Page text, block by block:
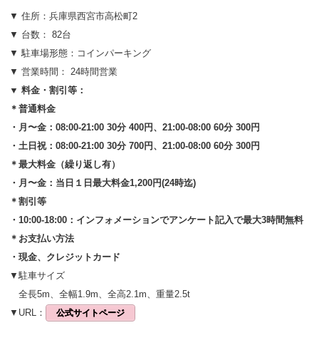
▼ 住所：兵庫県西宮市高松町2
▼ 台数： 82台
▼ 駐車場形態：コインパーキング
▼ 営業時間： 24時間営業
▼ 料金・割引等：
＊普通料金
・月〜金：08:00-21:00 30分 400円、21:00-08:00 60分 300円
・土日祝：08:00-21:00 30分 700円、21:00-08:00 60分 300円
＊最大料金（繰り返し有）
・月〜金：当日１日最大料金1,200円(24時迄)
＊割引等
・10:00-18:00：インフォメーションでアンケート記入で最大3時間無料
＊お支払い方法
・現金、クレジットカード
▼駐車サイズ
全長5m、全幅1.9m、全高2.1m、重量2.5t
▼URL：
公式サイトページ